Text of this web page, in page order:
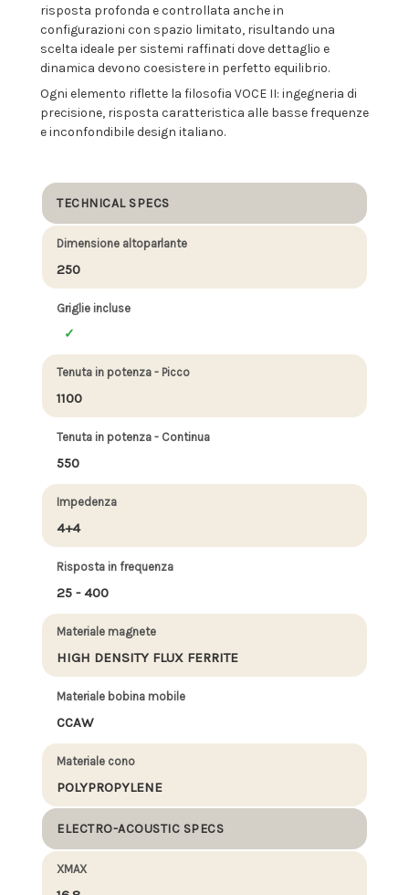
risposta profonda e controllata anche in
configurazioni con spazio limitato, risultando una
scelta ideale per sistemi raffinati dove dettaglio e
dinamica devono coesistere in perfetto equilibrio.
Ogni elemento riflette la filosofia VOCE II: ingegneria di
precisione, risposta caratteristica alle basse frequenze
e inconfondibile design italiano.
TECHNICAL SPECS
Dimensione altoparlante
250
Griglie incluse
Tenuta in potenza - Picco
1100
Tenuta in potenza - Continua
550
Impedenza
4+4
Risposta in frequenza
25 - 400
Materiale magnete
HIGH DENSITY FLUX FERRITE
Materiale bobina mobile
CCAW
Materiale cono
POLYPROPYLENE
ELECTRO-ACOUSTIC SPECS
XMAX